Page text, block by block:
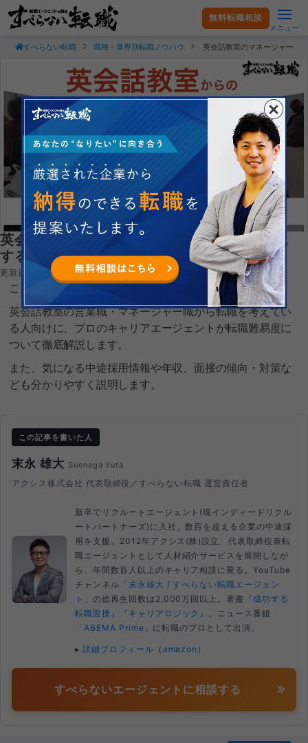
無料転職相談
メニュー
すべらない転職 職種・業界別転職ノウハウ 英会話教室のマネージャー・
英会話教室のマネージャー・営業職から転職
するには？
更新日：2025.09.11
こんにちは！すべらない転職の末永です。
英会話教室の営業職・マネージャー職から転職を考えてい
る人向けに、プロのキャリアエージェントが転職難易度に
ついて徹底解説します。
また、気になる中途採用情報や年収、面接の傾向・対策な
ども分かりやすく説明します。
この記事を書いた人
末永 雄大 Suenaga Yuta
アクシス株式会社 代表取締役／すべらない転職 運営責任者
新卒でリクルートエージェント(現インディードリクル
ートパートナーズ)に入社。数百を超える企業の中途採
用を支援。2012年アクシス(株)設立、代表取締役兼転
職エージェントとして人材紹介サービスを展開しなが
ら、年間数百人以上のキャリア相談に乗る。YouTube
チャンネル 「末永雄大 / すべらない転職エージェン
ト」 の総再生回数は2,000万回以上。著書 『成功する
転職面接』
『キャリアロジック』
。ニュース番組
「ABEMA Prime」 に転職のプロとして出演。
▸ 詳細プロフィール （ amazon ）
すべらないエージェントに相談する